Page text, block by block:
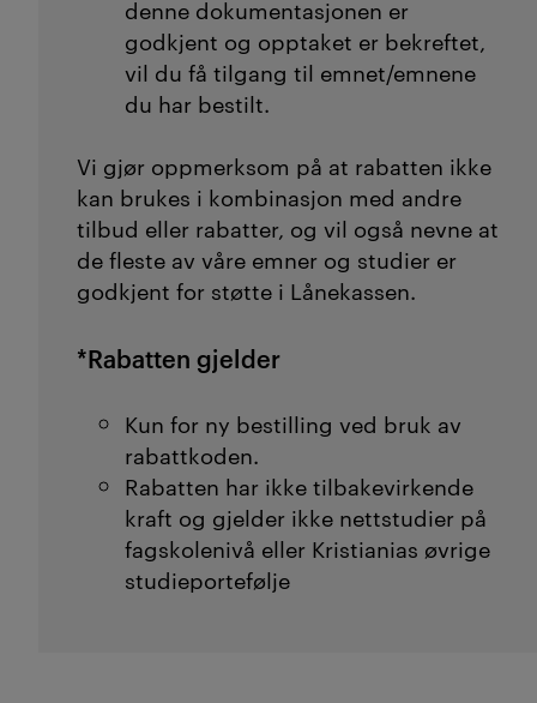
denne dokumentasjonen er
godkjent og opptaket er bekreftet,
vil du få tilgang til emnet/emnene
du har bestilt.
Vi gjør oppmerksom på at rabatten ikke
kan brukes i kombinasjon med andre
tilbud eller rabatter, og vil også nevne at
de fleste av våre emner og studier er
godkjent for støtte i Lånekassen.
*Rabatten gjelder
Kun for ny bestilling ved bruk av
rabattkoden.
Rabatten har ikke tilbakevirkende
kraft og gjelder ikke nettstudier på
fagskolenivå eller Kristianias øvrige
studieportefølje